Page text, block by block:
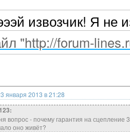
извозчик! Я не
"http://forum-
января 2013 в 21:28
вопрос - почему гарантия на сцепление
оно живёт?